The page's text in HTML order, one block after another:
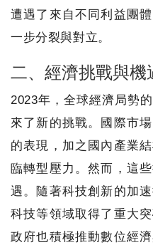
遭遇了來自不同利益團
一步分裂與對立。
二、經濟挑戰與機
2023年，全球經濟局勢
來了新的挑戰。國際市
的表現，加之國內產業
臨轉型壓力。然而，這
遇。隨著科技創新的加
科技等領域取得了重大
政府也積極推動數位經